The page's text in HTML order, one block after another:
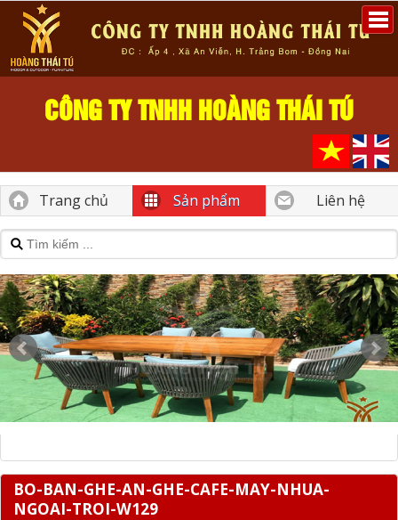
CÔNG TY TNHH HOÀNG THÁI TÚ
Trang chủ Sản phẩm Liên hệ
BO-BAN-GHE-AN-GHE-CAFE-MAY-NHUA-
NGOAI-TROI-W129